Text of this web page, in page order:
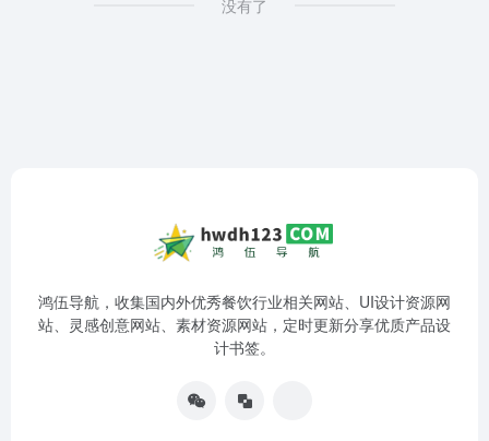
没有了
鸿伍导航，收集国内外优秀餐饮行业相关网站、UI设计资源网
站、灵感创意网站、素材资源网站，定时更新分享优质产品设
计书签。